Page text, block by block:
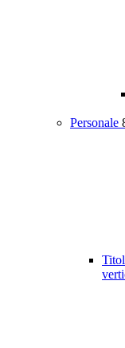
Personale